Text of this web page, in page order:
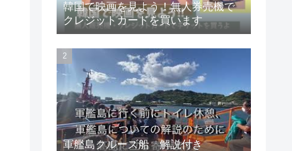
韓国で映画を見よう！無人券売機で
クレジットカードを買います
軍艦島クルーズ船 解説付き